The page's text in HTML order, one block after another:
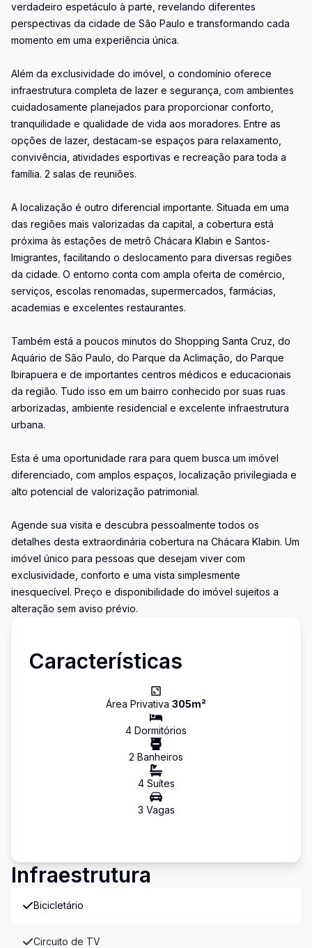
verdadeiro espetáculo à parte, revelando diferentes
perspectivas da cidade de São Paulo e transformando cada
momento em uma experiência única.
Além da exclusividade do imóvel, o condomínio oferece
infraestrutura completa de lazer e segurança, com ambientes
cuidadosamente planejados para proporcionar conforto,
tranquilidade e qualidade de vida aos moradores. Entre as
opções de lazer, destacam-se espaços para relaxamento,
convivência, atividades esportivas e recreação para toda a
família. 2 salas de reuniões.
A localização é outro diferencial importante. Situada em uma
das regiões mais valorizadas da capital, a cobertura está
próxima às estações de metrô Chácara Klabin e Santos-
Imigrantes, facilitando o deslocamento para diversas regiões
da cidade. O entorno conta com ampla oferta de comércio,
serviços, escolas renomadas, supermercados, farmácias,
academias e excelentes restaurantes.
Também está a poucos minutos do Shopping Santa Cruz, do
Aquário de São Paulo, do Parque da Aclimação, do Parque
Ibirapuera e de importantes centros médicos e educacionais
da região. Tudo isso em um bairro conhecido por suas ruas
arborizadas, ambiente residencial e excelente infraestrutura
urbana.
Esta é uma oportunidade rara para quem busca um imóvel
diferenciado, com amplos espaços, localização privilegiada e
alto potencial de valorização patrimonial.
Agende sua visita e descubra pessoalmente todos os
detalhes desta extraordinária cobertura na Chácara Klabin. Um
imóvel único para pessoas que desejam viver com
exclusividade, conforto e uma vista simplesmente
inesquecível. Preço e disponibilidade do imóvel sujeitos a
alteração sem aviso prévio.
Características
Área Privativa 305m²
4 Dormitórios
2 Banheiros
4Suítes
3 Vagas
Infraestrutura
Bicicletário
Circuito de TV